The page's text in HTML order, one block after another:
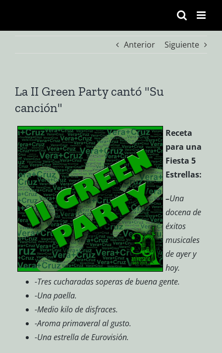
contenido
Anterior
Siguiente
La II Green Party cantó "Su
canción"
Receta
para una
Fiesta 5
Estrellas:
–Una
docena de
éxitos
musicales
de ayer y
hoy.
-Tres cucharadas soperas de buena gente.
-Una paella.
-Medio kilo de disfraces.
-Aroma primaveral al gusto.
-Una estrella de Eurovisión.